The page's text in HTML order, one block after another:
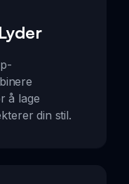
å lage
din stil.